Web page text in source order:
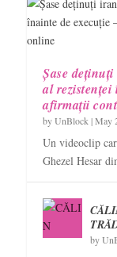
Șase
al
afirmații
byUnBlock |May
Un videoclip
Ghezel Hesar
by